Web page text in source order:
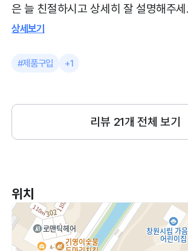
은 늘 친절하시고 상세히 잘 설명해주세
무엇보다 동물을 사랑하는 마음이 너무
있다는게 좋아요 동물병원을 여기저기
하지 못하고 다녔었는데 이제 정착하고
상세보기
#제품구입 +1
리뷰 21개 전체 보기
위치